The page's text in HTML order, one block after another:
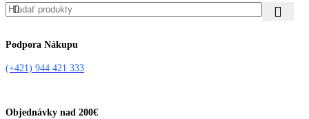
Podpora Nákupu
(+421) 944 421 333
Objednávky nad 200€